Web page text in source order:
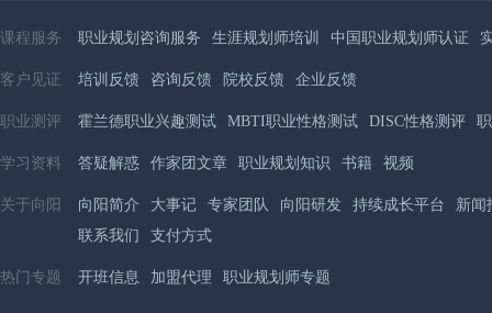
课程服务 职业规划咨询服务 生涯规划师培训 中国职业规划师认证
客户见证 培训反馈 咨询反馈 院校反馈 企业反馈
职业测评 霍兰德职业兴趣测试 MBTI职业性格测试 DISC性格测评
学习资料 答疑解惑 作家团文章 职业规划知识 书籍 视频
关于向阳 向阳简介 大事记 专家团队 向阳研发 持续成长平台
新闻
联系我们
支付方式
热门专题 开班信息 加盟代理 职业规划师专题